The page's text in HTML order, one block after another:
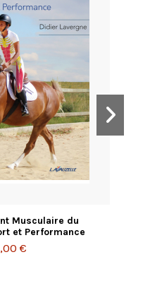
Musculaire du
et Performance
€